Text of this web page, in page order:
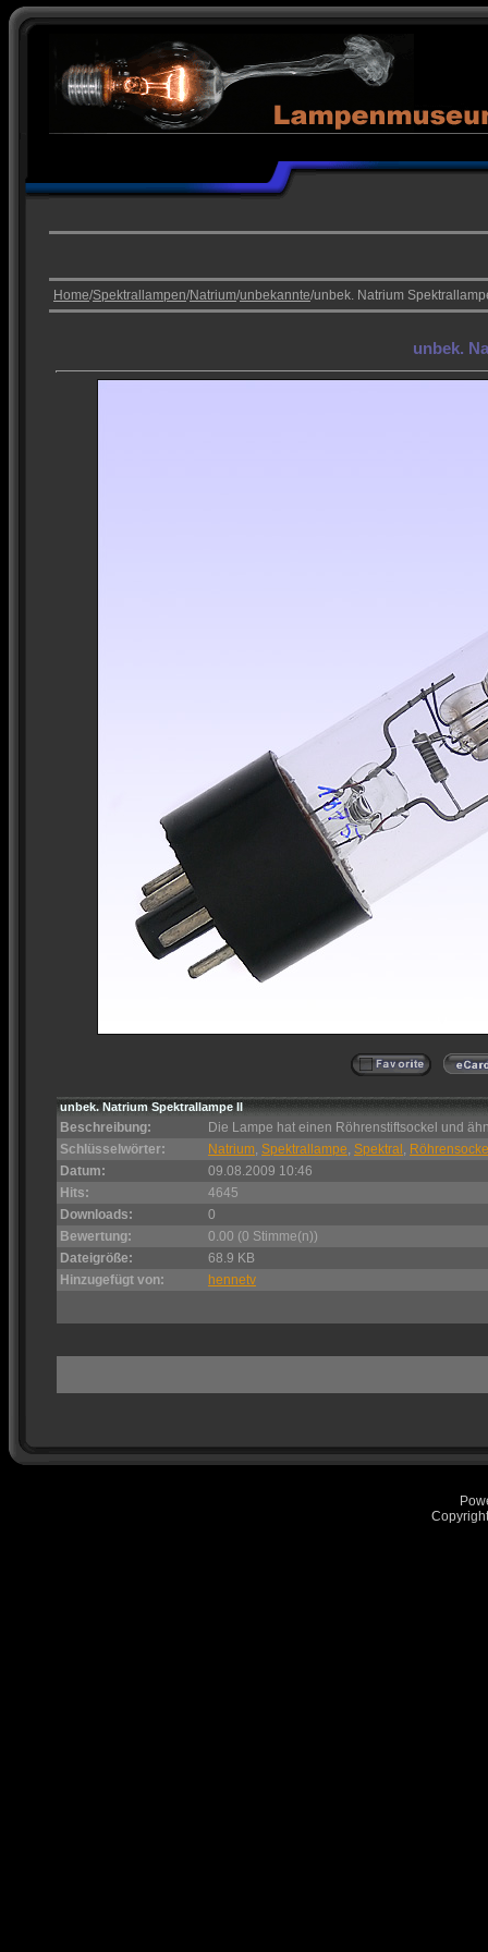
Home/Spektrallampen/Natrium/unbekannte/unbek. Natrium
unbek.
unbek. Natrium Spektrallampe II
Beschreibung:
Die Lampe hat einen Röhrenstiftsockel und
Schlüsselwörter:
Natrium, Spektrallampe, Spektral ,
Datum:
09.08.2009 10:46
Hits:
4645
Downloads:
0
Bewertung:
0.00 (0 Stimme(n))
Dateigröße:
68.9 KB
Hinzugefügt von:
hennetv